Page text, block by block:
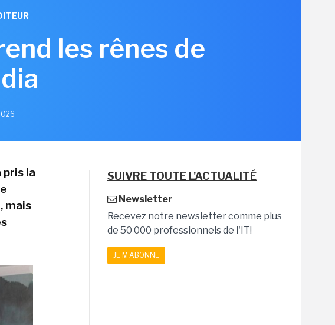
les rênes de
pris la
mais
SUIVRE TOUTE L'ACTUALITÉ
Newsletter
Recevez notre newsletter comme plus
de 50 000 professionnels de l'IT!
JE M'ABONNE